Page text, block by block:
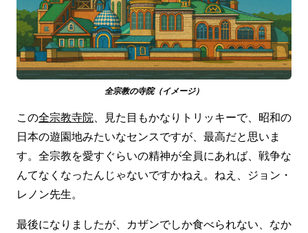
全宗教の寺院（イメージ）
この全宗教寺院、見た目もかなりトリッキーで、昭和の
日本の遊園地みたいなセンスですが、最高だと思いま
す。全宗教を愛すぐらいの精神が全員にあれば、戦争な
んてなくなったんじゃないですかねえ。ねえ、ジョン・
レノン先生。
最後になりましたが、カザンでしか食べられない、なか